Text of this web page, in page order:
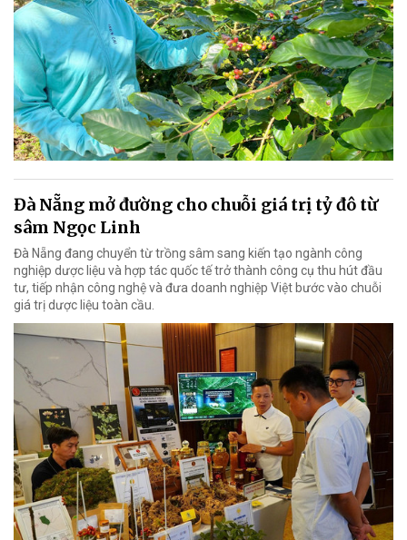
Đà Nẵng mở đường cho chuỗi giá trị tỷ đô từ
sâm Ngọc Linh
Đà Nẵng đang chuyển từ trồng sâm sang kiến tạo ngành công
nghiệp dược liệu và hợp tác quốc tế trở thành công cụ thu hút đầu
tư, tiếp nhận công nghệ và đưa doanh nghiệp Việt bước vào chuỗi
giá trị dược liệu toàn cầu.